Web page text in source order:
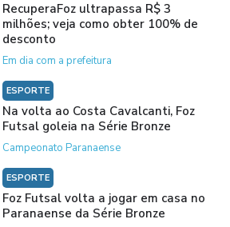
RecuperaFoz ultrapassa R$ 3
milhões; veja como obter 100% de
desconto
Em dia com a prefeitura
ESPORTE
Na volta ao Costa Cavalcanti, Foz
Futsal goleia na Série Bronze
Campeonato Paranaense
ESPORTE
Foz Futsal volta a jogar em casa no
Paranaense da Série Bronze